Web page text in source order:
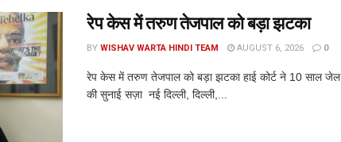
रेप केस में तरुण तेजपाल को बड़ा झटका
BY WISHAV WARTA HINDI TEAM AUGUST 6, 2026 0
रेप केस में तरुण तेजपाल को बड़ा झटका हाई कोर्ट ने 10 साल जेल
की सुनाई सज़ा नई दिल्ली, दिल्ली,...